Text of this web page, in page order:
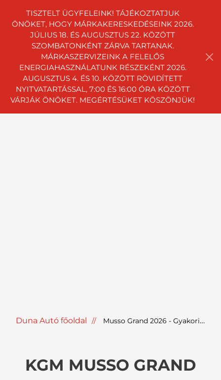
TISZTELT ÜGYFELEINK! TÁJÉKOZTATJUK
ÖNÖKET, HOGY MÁRKAKERESKEDÉSEINK 2026.
JÚLIUS 18. ÉS AUGUSZTUS 22. KÖZÖTT
SZOMBATONKÉNT ZÁRVA TARTANAK.
MÁRKASZERVIZEINK A FELELŐS
ENERGIAHASZNÁLATUNK RÉSZEKÉNT 2026.
AUGUSZTUS 4. ÉS 10. KÖZÖTT RÖVIDÍTETT
NYITVATARTÁSSAL, 7:00 ÉS 16:00 ÓRA KÖZÖTT
VÁRJÁK ÖNÖKET. MEGÉRTÉSÜKET KÖSZÖNJÜK!
Duna Autó főoldal Musso Grand 2026 - Gyakori kérdések
KGM MUSSO GRAND